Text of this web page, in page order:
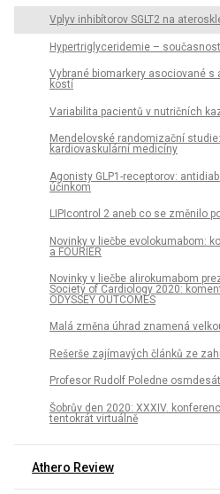
Vplyv inhibítorov SGLT2 na
Hypertriglyceridemie –
Vybrané biomarkery asociované
kostí
Variabilita pacientů v nutričních
Mendelovské randomizační
kardiovaskulární medicíny
Agonisty GLP1-receptorov:
účinkom
LIPIcontrol 2 aneb co se změnilo
Novinky v liečbe evolokumabom:
a FOURIER
Novinky v liečbe alirokumabom
Society of Cardiology 2020:
ODYSSEY OUTCOMES
Malá změna úhrad znamená
Rešerše zajímavých článků ze
Profesor Rudolf Poledne
Šobrův den 2020: XXXIV.
tentokrát virtuálně
Athero Review